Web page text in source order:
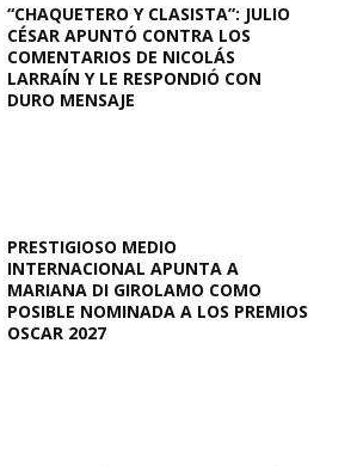
“CHAQUETERO Y CLASISTA”: JULIO
CÉSAR APUNTÓ CONTRA LOS
COMENTARIOS DE NICOLÁS
LARRAÍN Y LE RESPONDIÓ CON
DURO MENSAJE
PRESTIGIOSO MEDIO
INTERNACIONAL APUNTA A
MARIANA DI GIROLAMO COMO
POSIBLE NOMINADA A LOS PREMIOS
OSCAR 2027